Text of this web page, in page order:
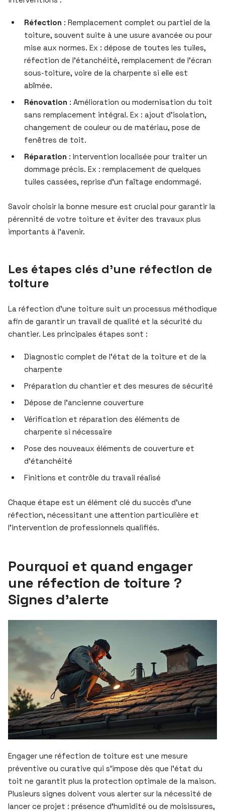
Réfection : Remplacement complet ou partiel de la
toiture, souvent suite à une usure avancée ou pour
mise aux normes. Ex : dépose de toutes les tuiles,
réfection de l’étanchéité, remplacement de l’écran
sous-toiture, voire de la charpente si elle est
abîmée.
Rénovation : Amélioration ou modernisation du toit
sans remplacement intégral. Ex : ajout d’isolation,
changement de couleur ou de matériau, pose de
fenêtres de toit.
Réparation : Intervention localisée pour traiter un
dommage précis. Ex : remplacement de quelques
tuiles cassées, reprise d’un faîtage endommagé.
Savoir choisir la bonne mesure est crucial pour garantir la
pérennité de votre toiture et éviter des travaux plus
importants à l’avenir.
Les étapes clés d’une réfection de
toiture
La réfection d’une toiture suit un processus méthodique
afin de garantir un travail de qualité et la sécurité du
chantier. Les principales étapes sont :
Diagnostic complet de l’état de la toiture et de la
charpente
Préparation du chantier et des mesures de sécurité
Dépose de l’ancienne couverture
Vérification et réparation des éléments de
charpente si nécessaire
Pose des nouveaux éléments de couverture et
d’étanchéité
Finitions et contrôle du travail réalisé
Chaque étape est un élément clé du succès d’une
réfection, nécessitant une attention particulière et
l’intervention de professionnels qualifiés.
Pourquoi et quand engager
une réfection de toiture ?
Signes d’alerte
Engager une réfection de toiture est une mesure
préventive ou curative qui s’impose dès que l’état du
toit ne garantit plus la protection optimale de la maison.
Plusieurs signes doivent vous alerter sur la nécessité de
lancer ce projet : présence d’humidité ou de moisissures,